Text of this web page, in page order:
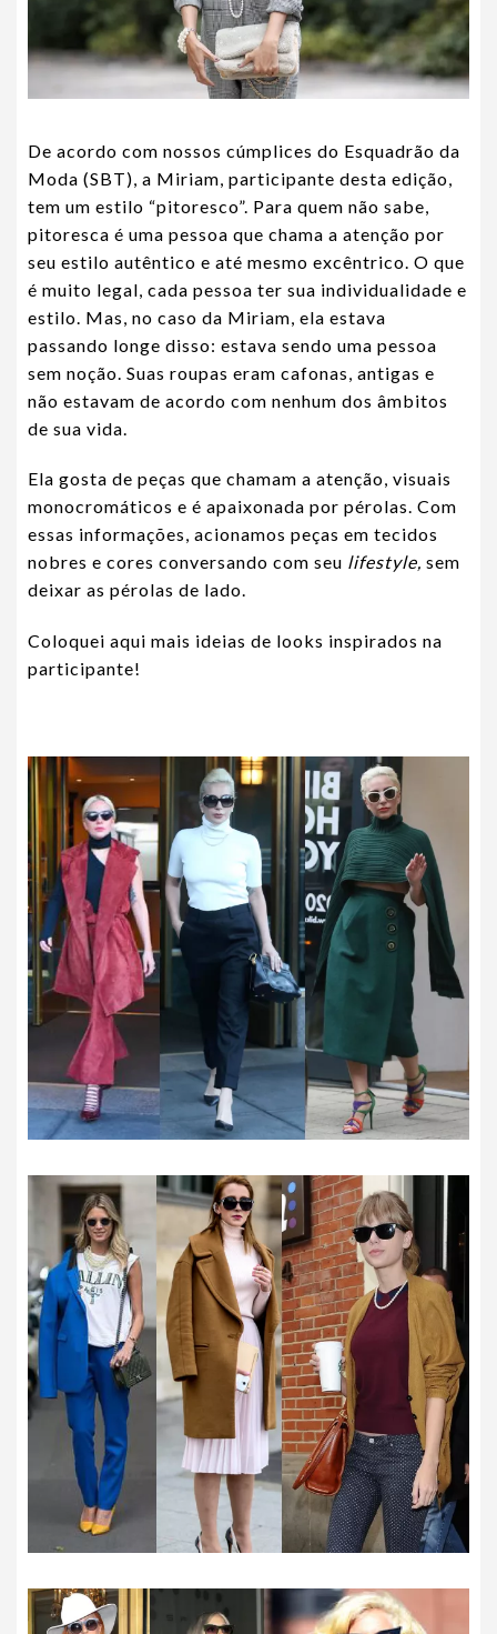
De acordo com nossos cúmplices do Esquadrão da
Moda (SBT), a Miriam, participante desta edição,
tem um estilo “pitoresco”. Para quem não sabe,
pitoresca é uma pessoa que chama a atenção por
seu estilo autêntico e até mesmo excêntrico. O que
é muito legal, cada pessoa ter sua individualidade e
estilo. Mas, no caso da Miriam, ela estava
passando longe disso: estava sendo uma pessoa
sem noção. Suas roupas eram cafonas, antigas e
não estavam de acordo com nenhum dos âmbitos
de sua vida.
Ela gosta de peças que chamam a atenção, visuais
monocromáticos e é apaixonada por pérolas. Com
essas informações, acionamos peças em tecidos
nobres e cores conversando com seu lifestyle, sem
deixar as pérolas de lado.
Coloquei aqui mais ideias de looks inspirados na
participante!